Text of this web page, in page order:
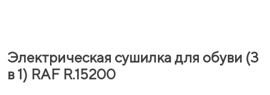
Электрическая сушилка для обуви (3
в 1) RAF R.15200